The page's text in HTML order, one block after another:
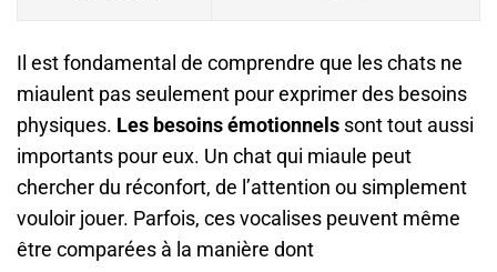
Il est fondamental de comprendre que les chats ne
miaulent pas seulement pour exprimer des besoins
physiques. Les besoins émotionnels sont tout aussi
importants pour eux. Un chat qui miaule peut
chercher du réconfort, de l’attention ou simplement
vouloir jouer. Parfois, ces vocalises peuvent même
être comparées à la manière dont